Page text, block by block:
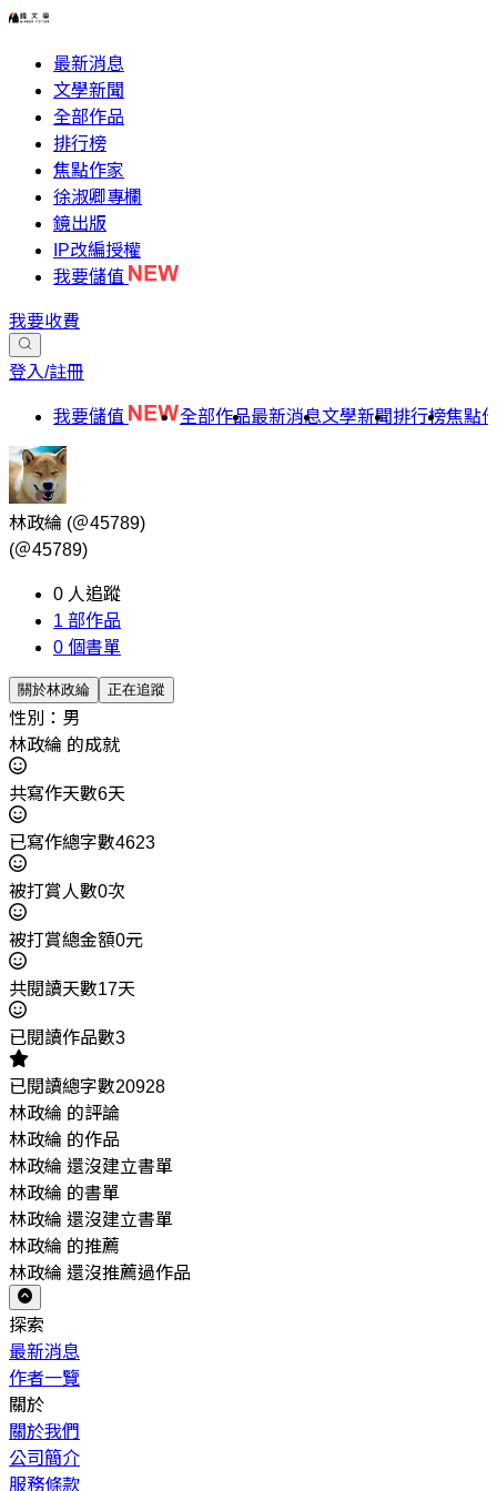
最新消息
文學新聞
全部作品
排行榜
焦點作家
徐淑卿專欄
鏡出版
IP改編授權
我要儲值
我要收費
登入/註冊
我要儲值 全部作品最新消息文學新聞排行榜焦點
林政綸 (＠45789)
(＠45789)
0 人追蹤
1 部作品
0 個書單
關於林政綸 正在追蹤
性別：男
林政綸 的成就
共寫作天數6天
已寫作總字數4623
被打賞人數0次
被打賞總金額0元
共閱讀天數17天
已閱讀作品數3
已閱讀總字數20928
林政綸 的評論
林政綸 的作品
林政綸 還沒建立書單
林政綸 的書單
林政綸 還沒建立書單
林政綸 的推薦
林政綸 還沒推薦過作品
探索
最新消息
作者一覽
關於
關於我們
公司簡介
服務條款